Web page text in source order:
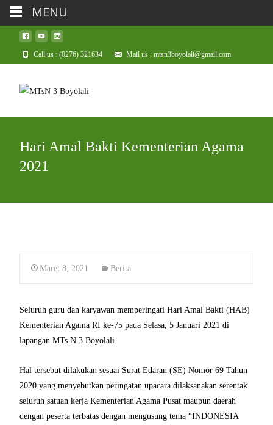
Call us : (0276) 321634 Mail us : mtsn3boyolali@gmail.com
Hari Amal Bakti Kementerian Agama
2021
Maret 8, 2021 Berita
Seluruh guru dan karyawan memperingati Hari Amal Bakti (HAB)
Kementerian Agama RI ke-75 pada Selasa, 5 Januari 2021 di
lapangan MTs N 3 Boyolali.
Hal tersebut dilakukan sesuai Surat Edaran (SE) Nomor 69 Tahun
2020 yang menyebutkan peringatan upacara dilaksanakan serentak
seluruh satuan kerja Kementerian Agama Pusat maupun daerah
dengan peserta terbatas dengan mengusung tema “INDONESIA
MENU